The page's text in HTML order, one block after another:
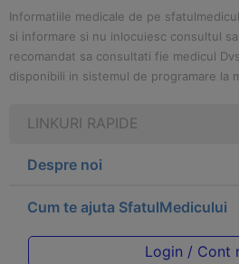
Informatiile medicale de pe
si informare si nu inlocuiesc consultul
recomandat sa consultati fie medicul
disponibili in sistemul de programare la
LINKURI RAPIDE
Despre noi
Cum te ajuta SfatulMedicului
Login / Cont